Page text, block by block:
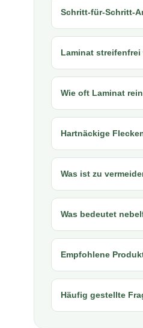
Schritt-für-Schritt-
Laminat streifenfrei
Wie oft Laminat
Hartnäckige
Was ist zu
Was bedeutet
Empfohlene
Häufig gestellte